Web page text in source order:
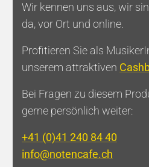
Wir kennen uns aus, wir
da, vor Ort und online.
Profitieren Sie als
unserem attraktiven
Bei Fragen zu diesem
gerne persönlich weiter:
+41 (0)41 240 84 40
info@notencafe.ch